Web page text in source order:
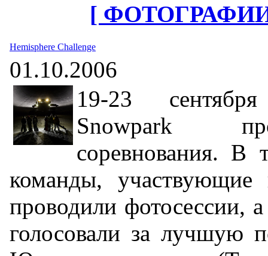
[
Hemisphere Challenge
01.10.2006
19-23
Snowpark
соревнования. В
команды,
проводили фотосессии,
голосовали за лучшую